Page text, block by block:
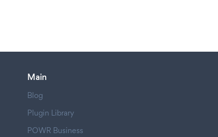
Main
Blog
Plugin Library
POWR Business